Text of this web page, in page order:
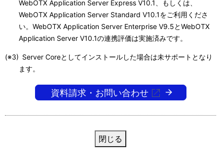
WebOTX Application Server Express V10.1、もしくは、
WebOTX Application Server Standard V10.1をご利用くださ
い。WebOTX Application Server Enterprise V9.5とWebOTX
Application Server V10.1の連携評価は実施済みです。
(※3) Server Coreとしてインストールした場合は未サポートとなり
ます。
資料請求・お問い合わせ